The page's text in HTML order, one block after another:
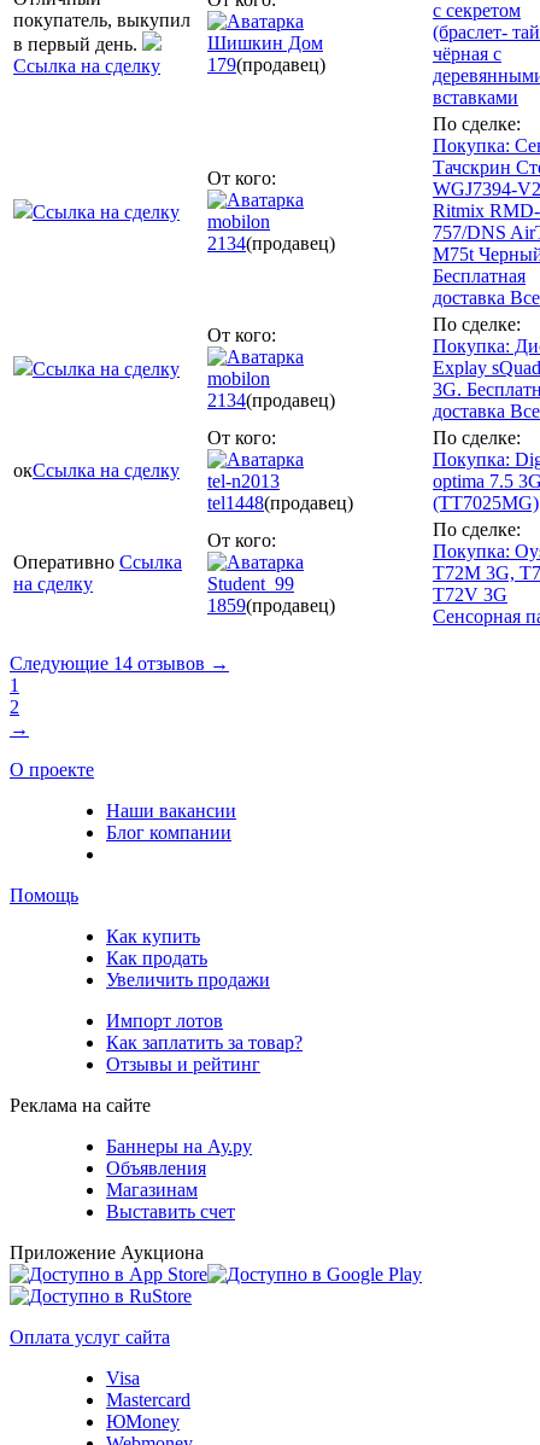
покупатель, выкупил
в первый день.
Ссылка на сделку
Шишкин Дом
179(продавец)
с секретом
(браслет-
чёрная с
вставками
Ссылка на сделку
От кого:
mobilon
2134(продавец)
По сделке:
Покупка:
Тачскрин
WGJ7394-
Ritmix RMD-
757/DNS
M75t
Бесплатная
доставка
Ссылка на сделку
От кого:
mobilon
2134(продавец)
По сделке:
Покупка:
Explay
3G.
доставка
окСсылка на сделку
От кого:
tel-n2013
tel1448(продавец)
По сделке:
Покупка:
optima 7.5
(TT7025MG)
Оперативно Ссылка
на сделку
От кого:
Student_99
1859(продавец)
По сделке:
Покупка:
T72M 3G,
T72V 3G
Сенсорная
Следующие 14 отзывов →
1
2
→
О проекте
Наши вакансии
Блог компании
Помощь
Как купить
Как продать
Увеличить продажи
Импорт лотов
Как заплатить за товар?
Отзывы и рейтинг
Реклама на сайте
Баннеры на Ау.ру
Объявления
Магазинам
Выставить счет
Приложение Аукциона
Оплата услуг сайта
Visa
Mastercard
ЮMoney